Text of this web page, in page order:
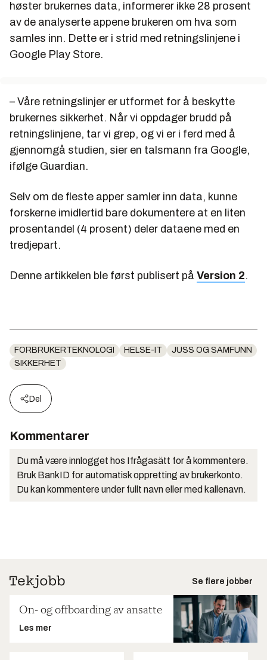
høster brukernes data, informerer ikke 28 prosent
av de analyserte appene brukeren om hva som
samles inn. Dette er i strid med retningslinjene i
Google Play Store.
– Våre retningslinjer er utformet for å beskytte
brukernes sikkerhet. Når vi oppdager brudd på
retningslinjene, tar vi grep, og vi er i ferd med å
gjennomgå studien, sier en talsmann fra Google,
ifølge Guardian.
Selv om de fleste apper samler inn data, kunne
forskerne imidlertid bare dokumentere at en liten
prosentandel (4 prosent) deler dataene med en
tredjepart.
Denne artikkelen ble først publisert på Version 2.
FORBRUKERTEKNOLOGI HELSE-IT
JUSS OG SAMFUNN
SIKKERHET
Del
Kommentarer
Du må være innlogget hos Ifrågasätt for å kommentere.
Bruk BankID for automatisk oppretting av brukerkonto.
Du kan kommentere under fullt navn eller med kallenavn.
Se flere jobber
On- og offboarding av ansatte
Les mer